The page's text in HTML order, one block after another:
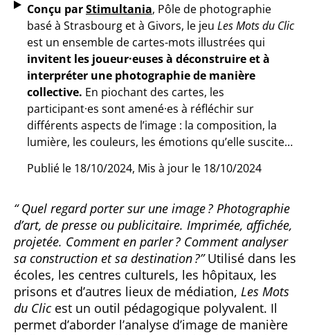
Conçu parStimultania, Pôle de photographie
basé à Strasbourg et à Givors, le jeu Les Mots du Clic
est un ensemble de cartes-mots illustrées qui
invitent les joueur·euses à déconstruire et à
interpréter une photographie de manière
collective. En piochant des cartes, les
participant·es sont amené·es à réfléchir sur
différents aspects de l’image : la composition, la
lumière, les couleurs, les émotions qu’elle suscite…
Publié le 18/10/2024, Mis à jour le 18/10/2024
“Quel regard porter sur une image ? Photographie
d’art, de presse ou publicitaire. Imprimée, affichée,
projetée. Comment en parler ? Comment analyser
sa construction et sa destination ?”Utilisé dans les
écoles, les centres culturels, les hôpitaux, les
prisons et d’autres lieux de médiation, Les Mots
du Clic est un outil pédagogique polyvalent. Il
permet d’aborder l’analyse d’image de manière